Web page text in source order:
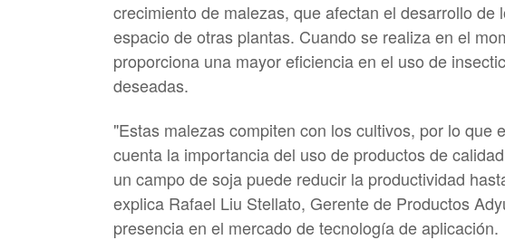
crecimiento de malezas, que afectan el desarrollo
espacio de otras plantas. Cuando se realiza en el
proporciona una mayor eficiencia en el uso de
deseadas.
"Estas malezas compiten con los cultivos, por lo
cuenta la importancia del uso de productos de
un campo de soja puede reducir la productividad
explica Rafael Liu Stellato, Gerente de Productos
presencia en el mercado de tecnología de aplicación.